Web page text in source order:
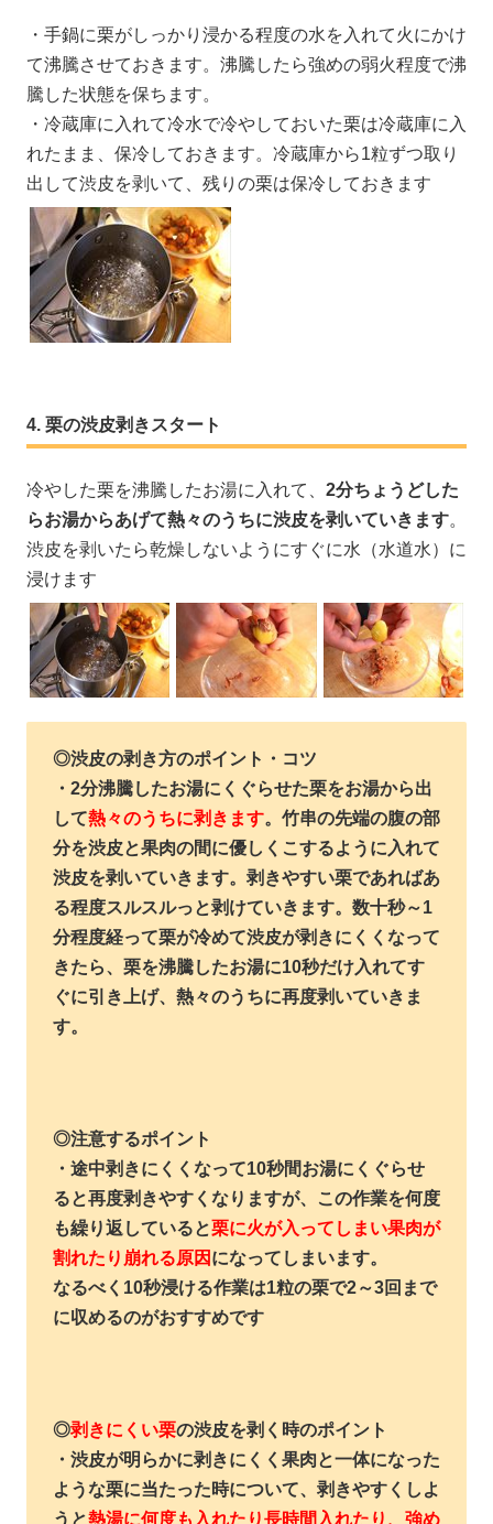
・手鍋に栗がしっかり浸かる程度の水を入れて火にかけ
て沸騰させておきます。沸騰したら強めの弱火程度で沸
騰した状態を保ちます。
・冷蔵庫に入れて冷水で冷やしておいた栗は冷蔵庫に入
れたまま、保冷しておきます。冷蔵庫から1粒ずつ取り
出して渋皮を剥いて、残りの栗は保冷しておきます
栗の渋皮剥きスタート
冷やした栗を沸騰したお湯に入れて、 2分ちょうどした
らお湯からあげて熱々のうちに渋皮を剥いていきます。
渋皮を剥いたら乾燥しないようにすぐに水（水道水）に
浸けます
◎渋皮の剥き方のポイント・コツ
・2分沸騰したお湯にくぐらせた栗をお湯から出
して熱々のうちに剥きます。 竹串の先端の腹の部
分を渋皮と果肉の間に優しくこするように 入れて
渋皮を剥いていきます。剥きやすい栗であればあ
る程度スルスルっと剥けていきます。数十秒～1
分程度経って栗が冷めて渋皮が剥きにくくなって
きたら、栗を沸騰したお湯に10秒だけ入れてす
ぐに引き上げ、熱々のうちに再度剥いていきま
す。
◎注意するポイント
・途中剥きにくくなって10秒間お湯にくぐらせ
ると再度剥きやすくなりますが、この作業を何度
も繰り返していると栗に火が入ってしまい果肉が
割れたり崩れる原因 になってしまいます。
なるべく10秒浸ける作業は1粒の栗で2～3回まで
に収めるのがおすすめです
◎剥きにくい栗の渋皮を剥く時のポイント
・渋皮が明らかに剥きにくく果肉と一体になった
ような栗に当たった時について、剥きやすくしよ
うと熱湯に何度も入れたり長時間入れたり、強め